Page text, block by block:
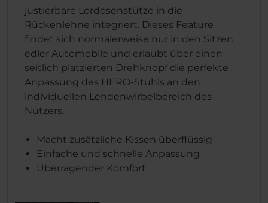
justierbare Lordosenstütze in die
Rückenlehne integriert. Dieses Feature
findet sich normalerweise nur in den Sitzen
edler Automobile und erlaubt über einen
seitlich platzierten Drehknopf die perfekte
Anpassung des HERO-Stuhls an den
individuellen Lendenwirbelbereich des
Nutzers.
Macht zusätzliche Kissen überflüssig
Einfache und schnelle Anpassung
Überragender Komfort